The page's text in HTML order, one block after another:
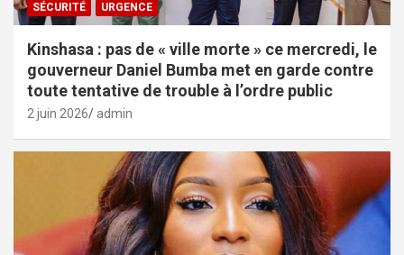
SÉCURITÉ URGENCE
Kinshasa : pas de « ville morte » ce mercredi, le
gouverneur Daniel Bumba met en garde contre
toute tentative de trouble à l’ordre public
2 juin 2026 admin